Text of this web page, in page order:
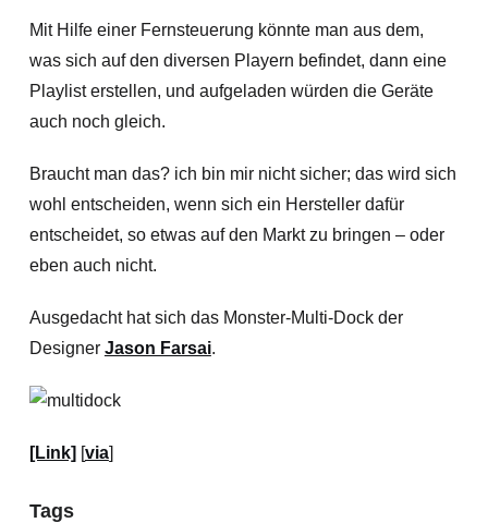
Mit Hilfe einer Fernsteuerung könnte man aus dem,
was sich auf den diversen Playern befindet, dann eine
Playlist erstellen, und aufgeladen würden die Geräte
auch noch gleich.
Braucht man das? ich bin mir nicht sicher; das wird sich
wohl entscheiden, wenn sich ein Hersteller dafür
entscheidet, so etwas auf den Markt zu bringen – oder
eben auch nicht.
Ausgedacht hat sich das Monster-Multi-Dock der
Designer Jason Farsai.
[Link] [via]
Tags